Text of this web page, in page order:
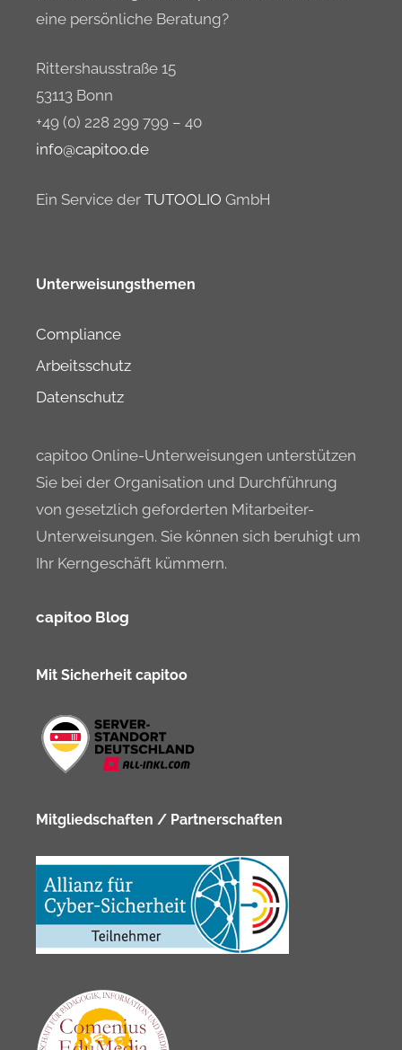
eine persönliche Beratung?
Rittershausstraße 15
53113 Bonn
+49 (0) 228 299 799 – 40
info@capitoo.de
Ein Service der TUTOOLIO GmbH
Unterweisungsthemen
Compliance
Arbeitsschutz
Datenschutz
capitoo Online-Unterweisungen unterstützen
Sie bei der Organisation und Durchführung
von gesetzlich geforderten Mitarbeiter-
Unterweisungen. Sie können sich beruhigt um
Ihr Kerngeschäft kümmern.
capitoo Blog
Mit Sicherheit capitoo
Mitgliedschaften / Partnerschaften